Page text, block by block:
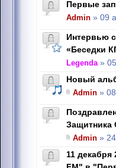
Первые
Admin » 09
Интервью
«Беседки
Legenda» 05
Новый
Admin »
Защитника
Admin »
11